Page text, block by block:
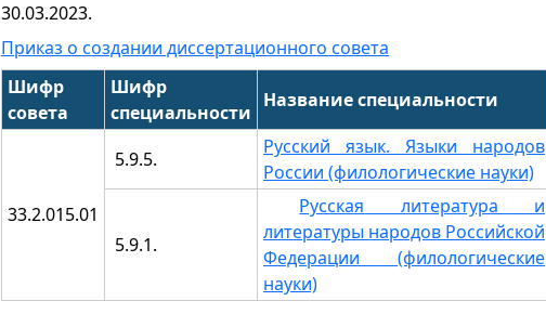
30.03.2023.
Приказ о создании диссертационного совета
Шифр
совета
Шифр
специальности
Название специальности
33.2.015.01
5.9.5.
Русский язык. Языки народов
России (филологические науки)
5.9.1.
Русская литература и
литературы народов Российской
Федерации (филологические
науки)